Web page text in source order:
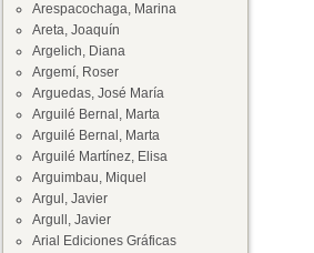
Arespacochaga, Marina
Areta, Joaquín
Argelich, Diana
Argemí, Roser
Arguedas, José María
Arguilé Bernal, Marta
Arguilé Bernal, Marta
Arguilé Martínez, Elisa
Arguimbau, Miquel
Argul, Javier
Argull, Javier
Arial Ediciones Gráficas